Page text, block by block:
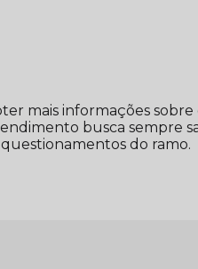
mais informações
busca sempre
do ramo.